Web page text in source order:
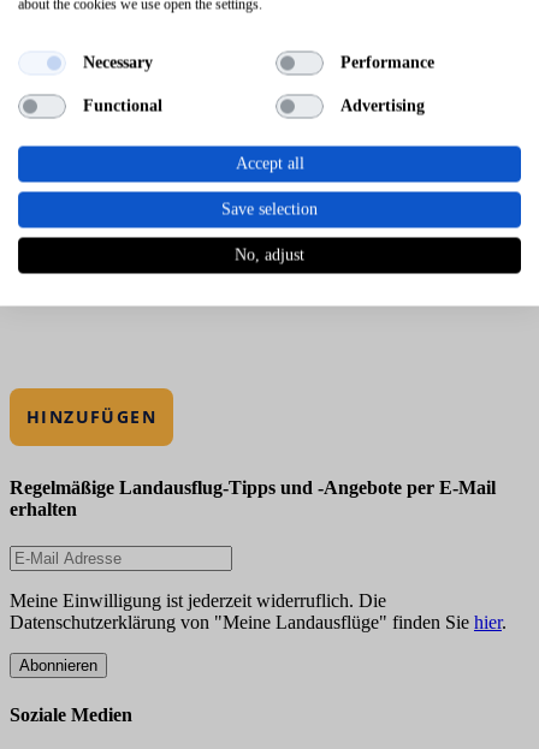
HINZUFÜGEN
Regelmäßige Landausflug-Tipps und -Angebote per E-Mail
erhalten
Meine Einwilligung ist jederzeit widerruflich. Die
Datenschutzerklärung von "Meine Landausflüge" finden Sie hier.
Abonnieren
Soziale Medien
about the cookies we use open the settings.
Necessary Performance
Functional Advertising
Accept all
Save selection
No, adjust